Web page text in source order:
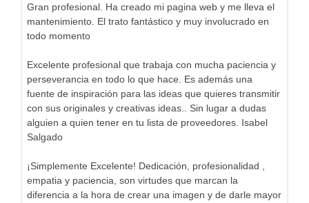
Gran profesional. Ha creado mi pagina web y me lleva el
mantenimiento. El trato fantástico y muy involucrado en
todo momento
Excelente profesional que trabaja con mucha paciencia y
perseverancia en todo lo que hace. Es además una
fuente de inspiración para las ideas que quieres transmitir
con sus originales y creativas ideas.. Sin lugar a dudas
alguien a quien tener en tu lista de proveedores. Isabel
Salgado
¡Simplemente Excelente! Dedicación, profesionalidad ,
empatia y paciencia, son virtudes que marcan la
diferencia a la hora de crear una imagen y de darle mayor